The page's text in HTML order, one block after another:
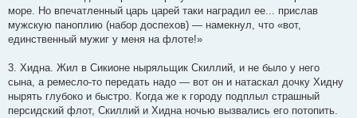
море. Но впечатленный царь царей таки наградил ее... прислав
мужскую паноплию (набор доспехов) — намекнул, что «вот,
единственный мужиг у меня на флоте!»
3. Хидна. Жил в Сикионе ныряльщик Скиллий, и не было у него
сына, а ремесло-то передать надо — вот он и натаскал дочку Хидну
нырять глубоко и быстро. Когда же к городу подплыл страшный
персидский флот, Скиллий и Хидна ночью вызвались его потопить.